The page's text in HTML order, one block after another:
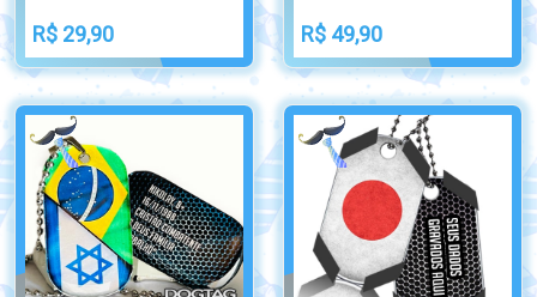
R$ 29,90 R$ 49,90